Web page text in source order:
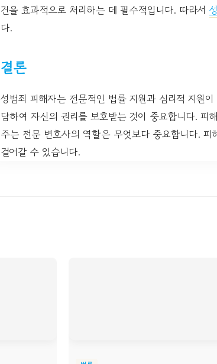
건을 효과적으로 처리하는 데 필수적입니다. 따라서
다.
결론
성범죄 피해자는 전문적인 법률 지원과 심리적 지원
담하여 자신의 권리를 보호받는 것이 중요합니다.
주는 전문 변호사의 역할은 무엇보다 중요합니다.
걸어갈 수 있습니다.